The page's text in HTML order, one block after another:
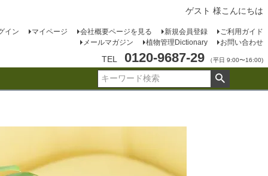
ゲスト 様こんにちは
イン マイページ 会社概要ページを見る 新規会員登録
ご利用ガイド
メールマガジン
植物管理Dictionary お問い合わせ
TEL 0120-9687-29 （平日 9:00〜16:00)